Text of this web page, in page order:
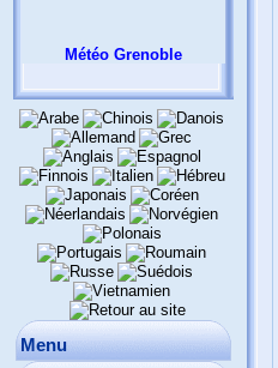
Météo Grenoble
Menu